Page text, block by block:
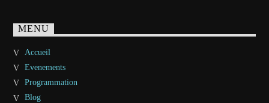
MENU
Accueil
Evenements
Programmation
Blog